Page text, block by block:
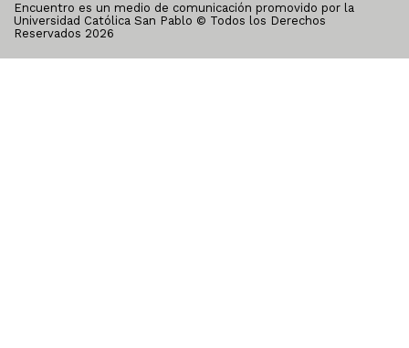
Encuentro es un medio de comunicación promovido por la
Universidad Católica San Pablo © Todos los Derechos
Reservados 2026